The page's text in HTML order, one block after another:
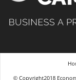
© Copyright2018